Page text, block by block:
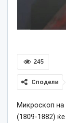
245
Сподели
Микроскоп на
(1809-1882)